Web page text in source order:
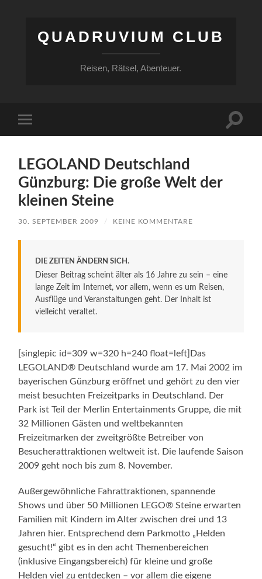
QUADRUVIUM CLUB
Reisen, Rätsel, Abenteuer.
Menü
LEGOLAND Deutschland
Günzburg: Die große Welt der
kleinen Steine
30. SEPTEMBER 2009 / KEINE KOMMENTARE
DIE ZEITEN ÄNDERN SICH.
Dieser Beitrag scheint älter als 16 Jahre zu sein – eine
lange Zeit im Internet, vor allem, wenn es um Reisen,
Ausflüge und Veranstaltungen geht. Der Inhalt ist
vielleicht veraltet.
[singlepic id=309 w=320 h=240 float=left]Das
LEGOLAND® Deutschland wurde am 17. Mai 2002 im
bayerischen Günzburg eröffnet und gehört zu den vier
meist besuchten Freizeitparks in Deutschland. Der
Park ist Teil der Merlin Entertainments Gruppe, die mit
32 Millionen Gästen und weltbekannten
Freizeitmarken der zweitgrößte Betreiber von
Besucherattraktionen weltweit ist. Die laufende Saison
2009 geht noch bis zum 8. November.
Außergewöhnliche Fahrattraktionen, spannende
Shows und über 50 Millionen LEGO® Steine erwarten
Familien mit Kindern im Alter zwischen drei und 13
Jahren hier. Entsprechend dem Parkmotto „Helden
gesucht!“ gibt es in den acht Themenbereichen
(inklusive Eingangsbereich) für kleine und große
Helden viel zu entdecken – vor allem die eigene